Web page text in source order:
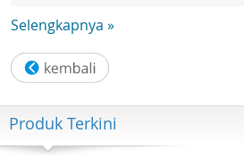
Ketahanan Air: 30m
Kelengkapan Paket :
- Free Box
- Jam Tangan
- Kartu Garansi Resmi
- Buku Manual
Selengkapnya »
Produk Terkini